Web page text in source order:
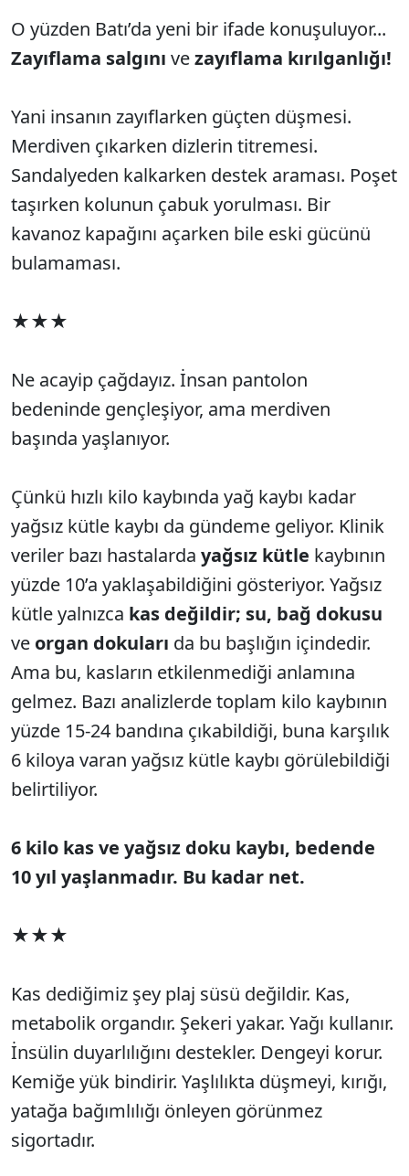
O yüzden Batı’da yeni bir ifade konuşuluyor...
Zayıflama salgını vezayıflama kırılganlığı!
Yani insanın zayıflarken güçten düşmesi.
Merdiven çıkarken dizlerin titremesi.
Sandalyeden kalkarken destek araması. Poşet
taşırken kolunun çabuk yorulması. Bir
kavanoz kapağını açarken bile eski gücünü
bulamaması.
★★★
Ne acayip çağdayız. İnsan pantolon
bedeninde gençleşiyor, ama merdiven
başında yaşlanıyor.
Çünkü hızlı kilo kaybında yağ kaybı kadar
yağsız kütle kaybı da gündeme geliyor. Klinik
veriler bazı hastalarda yağsız kütle kaybının
yüzde 10’a yaklaşabildiğini gösteriyor. Yağsız
kütle yalnızca kas değildir; su, bağ dokusu
ve organ dokuları da bu başlığın içindedir.
Ama bu, kasların etkilenmediği anlamına
gelmez. Bazı analizlerde toplam kilo kaybının
yüzde 15-24 bandına çıkabildiği, buna karşılık
6 kiloya varan yağsız kütle kaybı görülebildiği
belirtiliyor.
6 kilo kas ve yağsız doku kaybı, bedende
10 yıl yaşlanmadır. Bu kadar net.
★★★
Kas dediğimiz şey plaj süsü değildir. Kas,
metabolik organdır. Şekeri yakar. Yağı kullanır.
İnsülin duyarlılığını destekler. Dengeyi korur.
Kemiğe yük bindirir. Yaşlılıkta düşmeyi, kırığı,
yatağa bağımlılığı önleyen görünmez
sigortadır.